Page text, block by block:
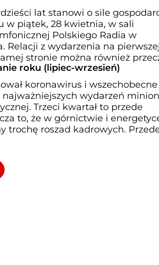
lat stanowi o sile
w piątek, 28 kwietnia, w sali
Polskiego Radia w
Relacji z wydarzenia na
stronie można również
roku (lipiec-wrzesień)
koronawirus i
wydarzeń
Trzeci kwartał to przede
to, że w górnictwie i
trochę roszad kadrowych.